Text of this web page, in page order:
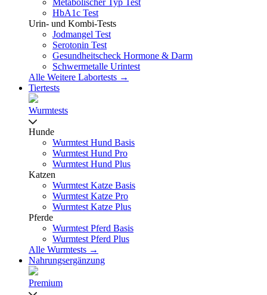
HbA1c Test
Urin- und Kombi-Tests
Jodmangel Test
Serotonin Test
Gesundheitscheck Hormone & Darm
Schwermetalle Urintest
Alle Weitere Labortests →
Tiertests
Wurmtests
Hunde
Wurmtest Hund Basis
Wurmtest Hund Pro
Wurmtest Hund Plus
Katzen
Wurmtest Katze Basis
Wurmtest Katze Pro
Wurmtest Katze Plus
Pferde
Wurmtest Pferd Basis
Wurmtest Pferd Plus
Alle Wurmtests →
Nahrungsergänzung
Premium